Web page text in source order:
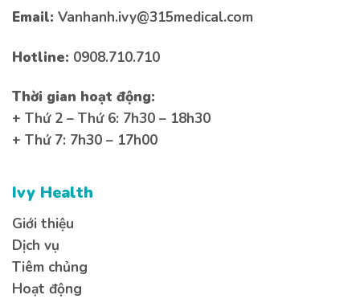
Email: Vanhanh.ivy@315medical.com
Hotline: 0908.710.710
Thời gian hoạt động:
+ Thứ 2 – Thứ 6: 7h30 – 18h30
+ Thứ 7: 7h30 – 17h00
Ivy Health
Giới thiệu
Dịch vụ
Tiêm chủng
Hoạt động